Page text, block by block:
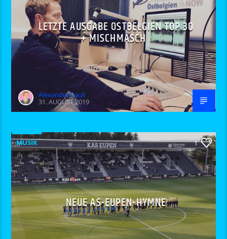
LETZTE AUSGABE OSTBELGIEN TOP 30
+ MISCHMASCH
Alexander Pauli
31. AUGUST 2019
MUSIK 1
NEUE AS-EUPEN-HYMNE